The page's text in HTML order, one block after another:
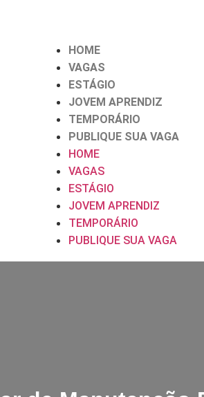
HOME
VAGAS
ESTÁGIO
JOVEM APRENDIZ
TEMPORÁRIO
PUBLIQUE SUA VAGA
HOME
VAGAS
ESTÁGIO
JOVEM APRENDIZ
TEMPORÁRIO
PUBLIQUE SUA VAGA